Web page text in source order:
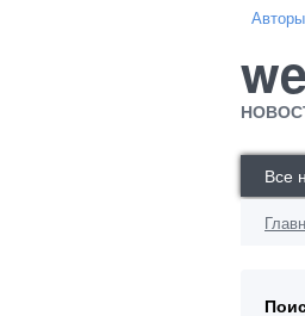
Авторы
Все